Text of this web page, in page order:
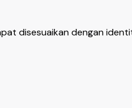
disesuaikan dengan